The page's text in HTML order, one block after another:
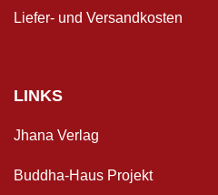
Liefer- und Versandkosten
LINKS
Jhana Verlag
Buddha-Haus Projekt